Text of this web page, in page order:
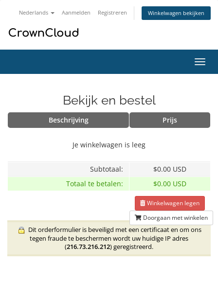
Nederlands Aanmelden Registreren Winkelwagen bekijken
in-/
Bekijk en bestel
Beschrijving Prijs
Je winkelwagen is leeg
Subtotaal:
$0.00 USD
Totaal te betalen:
$0.00 USD
Winkelwagen legen
Doorgaan met winkelen
Dit orderformulier is beveiligd met een certificaat en om ons
tegen fraude te beschermen wordt uw huidige IP adres
(216.73.216.212) geregistreerd.